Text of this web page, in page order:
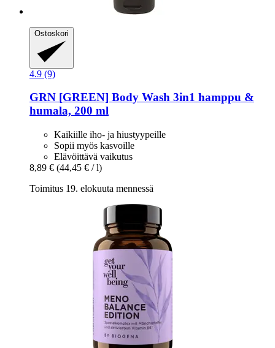
Ostoskori
4.9 (9)
GRN [GREEN] Body Wash 3in1 hamppu &
humala, 200 ml
Kaikiille iho- ja hiustyypeille
Sopii myös kasvoille
Elävöittävä vaikutus
8,89 € (44,45 € / l)
Toimitus 19. elokuuta mennessä